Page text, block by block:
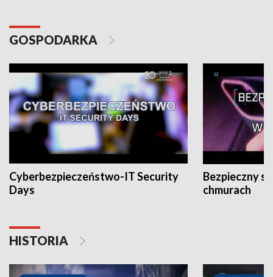
GOSPODARKA
Cyberbezpieczeństwo-IT Security
Days
Bezpieczny
chmurach
HISTORIA